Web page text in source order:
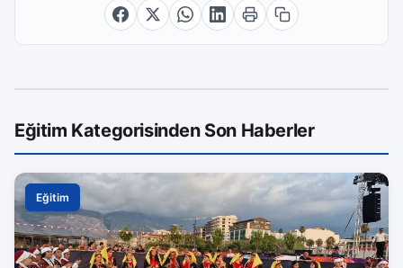
Eğitim Kategorisinden Son Haberler
Eğitim